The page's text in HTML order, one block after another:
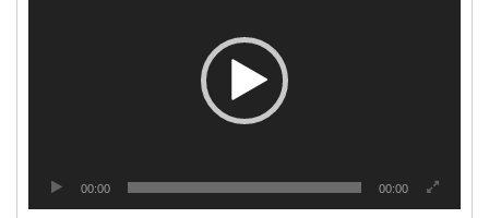
00:00 00:00